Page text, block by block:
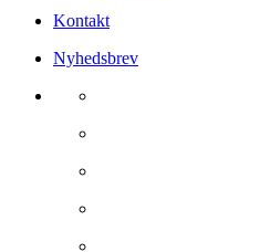
Kontakt
Nyhedsbrev